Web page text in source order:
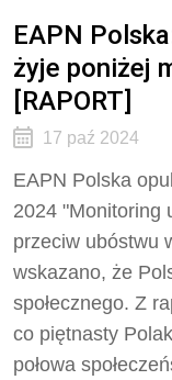
EAPN
żyje poniżej
[RAPORT]
17 paź 2024
EAPN Polska
2024 "Monitoring
przeciw ubóstwu
wskazano, że
społecznego. Z
co piętnasty
połowa